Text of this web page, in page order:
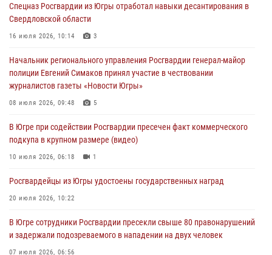
05 августа 2026, 11:14
В Югре сотрудники вневедомственной охраны Росгвардии пресекли
05 августа 2026, 05:56
Генерал-полковник Юрий Аверин выступил на Всероссийском
молодёжном образовательном форуме «Территория смыслов»
Ключевые события Росгвардии: итоги недели с 27 июля по 2
августа (видео)
Спецназ Росгвардии из Югры отработал навыки десантирования в
Свердловской области
16 июля 2026, 10:14 3
Начальник регионального управления Росгвардии генерал-майор
полиции Евгений Симаков принял участие в чествовании
журналистов газеты «Новости Югры»
08 июля 2026, 09:48 5
В Югре при содействии Росгвардии пресечен факт коммерческого
подкупа в крупном размере (видео)
10 июля 2026, 06:18 1
Росгвардейцы из Югры удостоены государственных наград
20 июля 2026, 10:22
В Югре сотрудники Росгвардии пресекли свыше 80 правонарушений
и задержали подозреваемого в нападении на двух человек
07 июля 2026, 06:56